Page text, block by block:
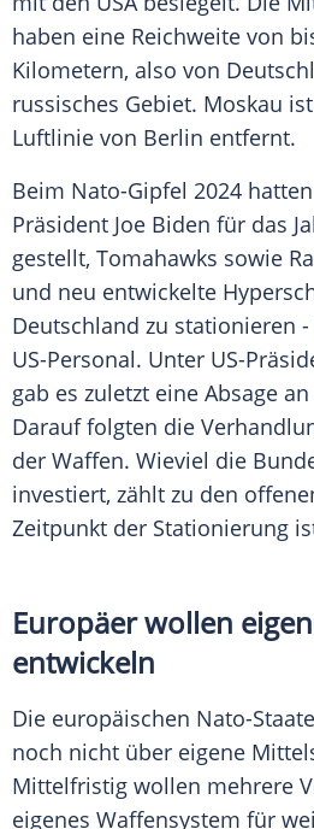
haben eine Reichweite von
Kilometern, also von
russisches Gebiet. Moskau
Luftlinie von Berlin entfernt.
Beim Nato-Gipfel 2024
Präsident Joe Biden für das
gestellt, Tomahawks sowie
und neu entwickelte
Deutschland zu stationieren
US-Personal. Unter US-
gab es zuletzt eine Absage
Darauf folgten die
der Waffen. Wieviel die
investiert, zählt zu den
Zeitpunkt der Stationierung
Europäer wollen
entwickeln
Die europäischen Nato-
noch nicht über eigene
Mittelfristig wollen mehrere
eigenes Waffensystem für